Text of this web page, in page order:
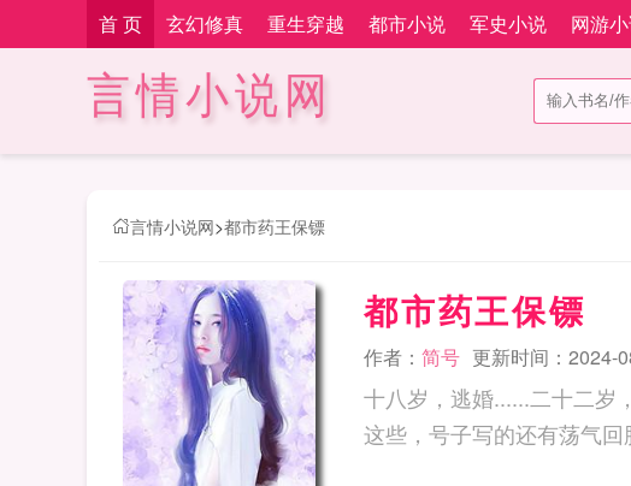
首 页 玄幻修真 重生穿越 都市小说 军史小说 网游
言情小说网
言情小说网>都市药王保镖
都市药王保镖
作者： 简号 更新时间：2024-
十八岁，逃婚......二十二岁